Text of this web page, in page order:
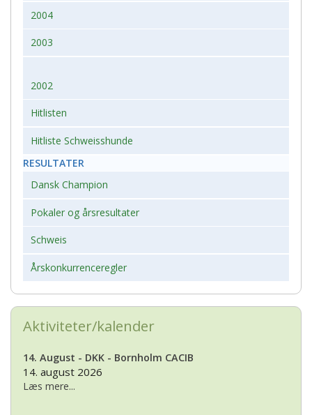
2004
2003
2002
Hitlisten
Hitliste Schweisshunde
RESULTATER
Dansk Champion
Pokaler og årsresultater
Schweis
Årskonkurrenceregler
Aktiviteter/kalender
14. August - DKK - Bornholm CACIB
14. august 2026
Læs mere...